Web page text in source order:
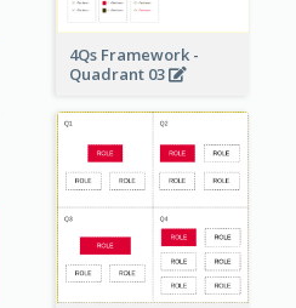
4Qs Framework -
Quadrant 03